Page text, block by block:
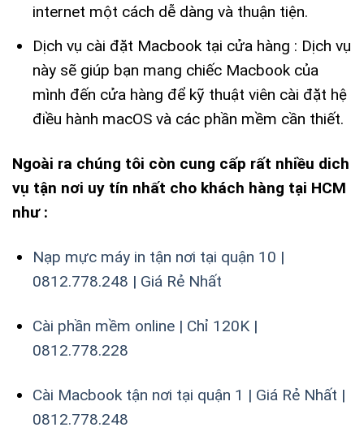
internet một cách dễ dàng và thuận tiện.
Dịch vụ cài đặt Macbook tại cửa hàng : Dịch vụ
này sẽ giúp bạn mang chiếc Macbook của
mình đến cửa hàng để kỹ thuật viên cài đặt hệ
điều hành macOS và các phần mềm cần thiết.
Ngoài ra chúng tôi còn cung cấp rất nhiều dich
vụ tận nơi uy tín nhất cho khách hàng tại HCM
như :
Nạp mực máy in tận nơi tại quận 10 |
0812.778.248 | Giá Rẻ Nhất
Cài phần mềm online | Chỉ 120K |
0812.778.228
Cài Macbook tận nơi tại quận 1 | Giá Rẻ Nhất |
0812.778.248